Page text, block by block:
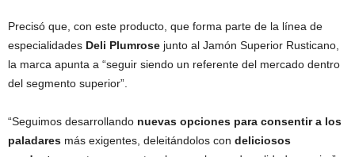
Precisó que, con este producto, que forma parte de la línea de
especialidades Deli Plumrose junto al Jamón Superior Rusticano,
la marca apunta a “seguir siendo un referente del mercado dentro
del segmento superior”.
“Seguimos desarrollando nuevas opciones para consentir a los
paladares más exigentes, deleitándolos con deliciosos